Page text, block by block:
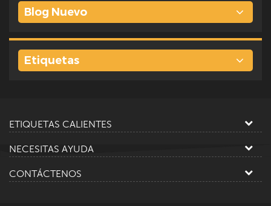
Blog Nuevo
Etiquetas
ETIQUETAS CALIENTES
NECESITAS AYUDA
CONTÁCTENOS